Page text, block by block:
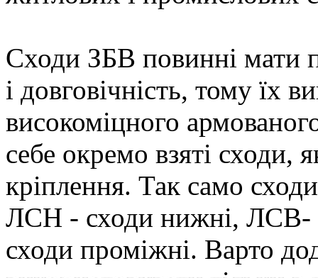
Сходи ЗБВ повинні мати
і довговічність, тому їх
високоміцного
себе окремо взяті сходи,
кріплення. Так само
ЛСН - сходи нижні, ЛСВ-
сходи проміжні. Варто